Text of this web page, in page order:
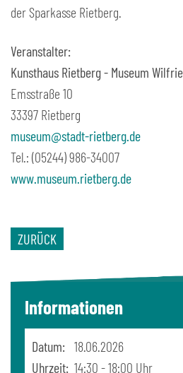
der Sparkasse Rietberg.
Veranstalter:
Kunsthaus Rietberg - Museum
Emsstraße 10
33397 Rietberg
museum@stadt-rietberg.de
Tel.: (05244) 986-34007
www.museum.rietberg.de
ZURÜCK
Informationen
Datum: 18.06.2026
Uhrzeit: 14:30 - 18:00 Uhr